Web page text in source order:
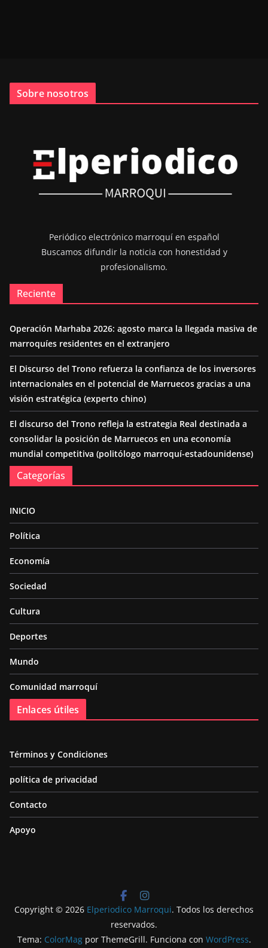
Sobre nosotros
Periódico electrónico marroquí en español
Buscamos difundir la noticia con honestidad y
profesionalismo.
Reciente
Operación Marhaba 2026: agosto marca la llegada masiva de
marroquíes residentes en el extranjero
El Discurso del Trono refuerza la confianza de los inversores
internacionales en el potencial de Marruecos gracias a una
visión estratégica (experto chino)
El discurso del Trono refleja la estrategia Real destinada a
consolidar la posición de Marruecos en una economía
mundial competitiva (politólogo marroquí-estadounidense)
Categorías
INICIO
Política
Economía
Sociedad
Cultura
Deportes
Mundo
Comunidad marroquí
Enlaces útiles
Términos y Condiciones
política de privacidad
Contacto
Apoyo
Copyright © 2026 Elperiodico Marroqui. Todos los derechos
reservados.
Tema: ColorMagpor ThemeGrill. Funciona con WordPress.